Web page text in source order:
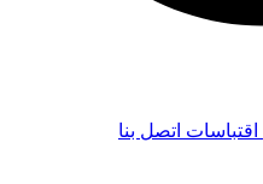
اقتباسات اتصل بنا